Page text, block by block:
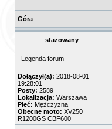
Góra
sfazowany
Legenda forum
Dołączył(a): 2018-08-01
19:28:01
Posty: 2589
Lokalizacja: Warszawa
Płeć: Mężczyzna
Obecne moto: XV250
R1200GS CBF600